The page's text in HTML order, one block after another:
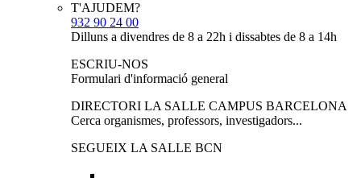
T'AJUDEM?
932 90 24 00
Dilluns a divendres de 8 a 22h i dissabtes de 8 a 14h
ESCRIU-NOS
Formulari d'informació general
DIRECTORI LA SALLE CAMPUS BARCELONA
Cerca organismes, professors, investigadors...
SEGUEIX LA SALLE BCN